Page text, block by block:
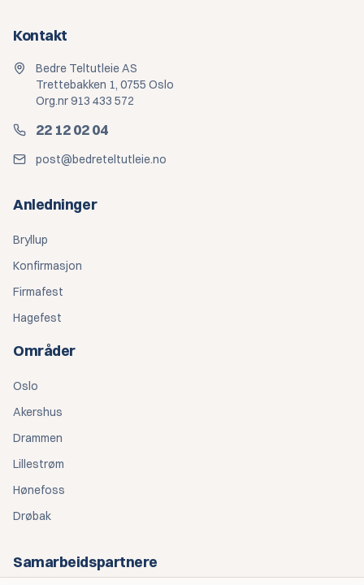
Kontakt
Bedre Teltutleie AS
Trettebakken 1, 0755 Oslo
Org.nr 913 433 572
22 12 02 04
post@bedreteltutleie.no
Anledninger
Bryllup
Konfirmasjon
Firmafest
Hagefest
Områder
Oslo
Akershus
Drammen
Lillestrøm
Hønefoss
Drøbak
Samarbeidspartnere